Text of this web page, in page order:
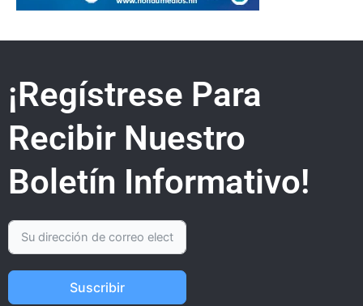
¡Regístrese Para
Recibir Nuestro
Boletín Informativo!
Suscribir